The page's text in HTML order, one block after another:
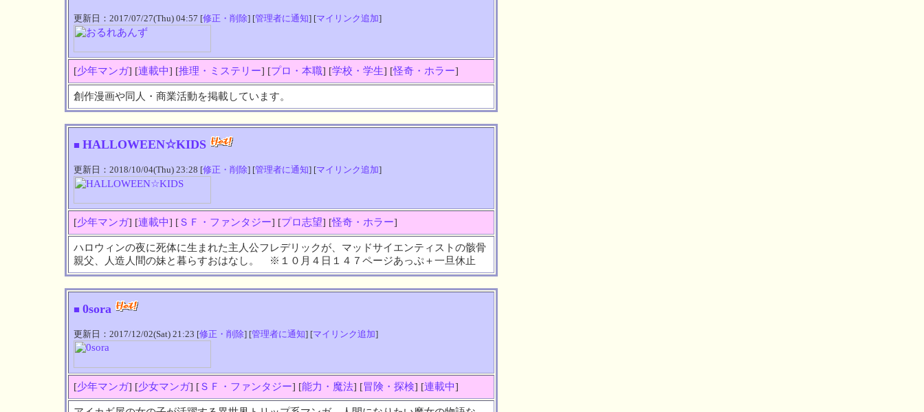
更新日：2017/07/27(Thu) 04:57 [修正・削除] [管理者に通知] [マイリンク追加]
[少年マンガ] [連載中] [推理・ミステリー] [プロ・本職] [学校・学生] [怪奇・ホラー]
創作漫画や同人・商業活動を掲載しています。
■ HALLOWEEN☆KIDS
更新日：2018/10/04(Thu) 23:28 [修正・削除] [管理者に通知] [マイリンク追加]
[少年マンガ] [連載中] [ＳＦ・ファンタジー] [プロ志望] [怪奇・ホラー]
ハロウィンの夜に死体に生まれた主人公フレデリックが、マッドサイエンティストの骸骨
親父、人造人間の妹と暮らすおはなし。 ※１０月４日１４７ページあっぷ＋一旦休止
■ 0sora
更新日：2017/12/02(Sat) 21:23 [修正・削除] [管理者に通知] [マイリンク追加]
[少年マンガ] [少女マンガ] [ＳＦ・ファンタジー] [能力・魔法] [冒険・探検] [連載中]